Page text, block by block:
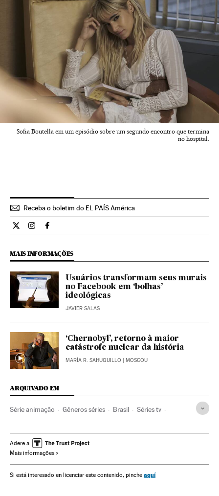
Sofia Boutella em um episódio sobre um segundo encontro que termina
no hospital.
Receba o boletim do EL PAÍS América
Cultura El País Brasil en Twitter
Cultura El País Brasil en Instagram
Cultura El País Brasil en Facebook
MAIS INFORMAÇÕES
Usuários transformam seus murais
no Facebook em ‘bolhas’
ideológicas
JAVIER SALAS
‘Chernobyl’, retorno à maior
catástrofe nuclear da história
MARÍA R. SAHUQUILLO | MOSCOU
ARQUIVADO EM
Série animação Gêneros séries Brasil Séries tv
Programação Televisão
Comunicação
Adere a
Mais informações
Si está interesado en licenciar este contenido, pinche aquí